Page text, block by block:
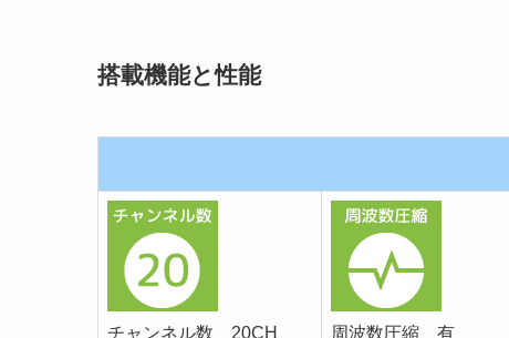
搭載機能と性能
チャンネル数 20CH 周波数圧縮 有